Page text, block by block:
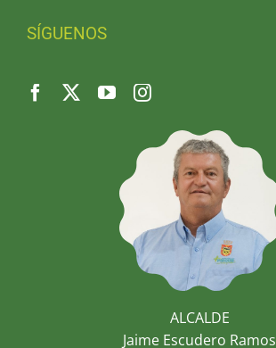
SÍGUENOS
ALCALDE
Jaime Escudero Ramos